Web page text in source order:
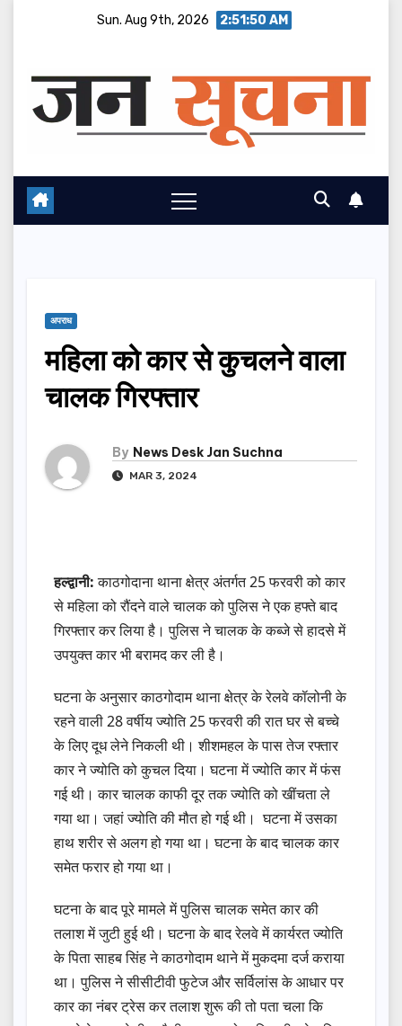
Sun. Aug 9th, 2026 2:51:51 AM
अपराध
महिला को कार से कुचलने वाला
चालक गिरफ्तार
By News Desk Jan Suchna
MAR 3, 2024
हल्द्वानी:काठगोदाना थाना क्षेत्र अंतर्गत 25 फरवरी को कार
से महिला को रौंदने वाले चालक को पुलिस ने एक हफ्ते बाद
गिरफ्तार कर लिया है। पुलिस ने चालक के कब्जे से हादसे में
उपयुक्त कार भी बरामद कर ली है।
घटना के अनुसार काठगोदाम थाना क्षेत्र के रेलवे कॉलोनी के
रहने वाली 28 वर्षीय ज्योति 25 फरवरी की रात घर से बच्चे
के लिए दूध लेने निकली थी। शीशमहल के पास तेज रफ्तार
कार ने ज्योति को कुचल दिया। घटना में ज्योति कार में फंस
गई थी। कार चालक काफी दूर तक ज्योति को खींचता ले
गया था। जहां ज्योति की मौत हो गई थी। घटना में उसका
हाथ शरीर से अलग हो गया था। घटना के बाद चालक कार
समेत फरार हो गया था।
घटना के बाद पूरे मामले में पुलिस चालक समेत कार की
तलाश में जुटी हुई थी। घटना के बाद रेलवे में कार्यरत ज्योति
के पिता साहब सिंह ने काठगोदाम थाने में मुकदमा दर्ज कराया
था। पुलिस ने सीसीटीवी फुटेज और सर्विलांस के आधार पर
कार का नंबर ट्रेस कर तलाश शुरू की तो पता चला कि